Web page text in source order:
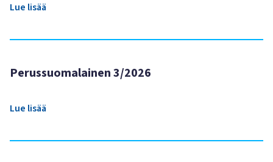
Lue lisää
Perussuomalainen 3/2026
Lue lisää